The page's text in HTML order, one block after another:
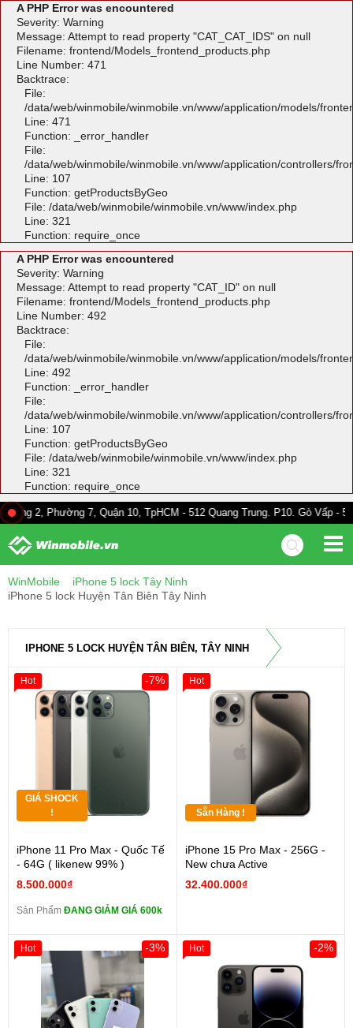
A PHP Error was encountered
Severity: Warning
Message: Attempt to read property "CAT_CAT_IDS" on null
Filename: frontend/Models_frontend_products.php
Line Number: 471
Backtrace:
File:
/data/web/winmobile/winmobile.vn/www/application/models/
Line: 471
Function: _error_handler
File:
/data/web/winmobile/winmobile.vn/www/application/controllers/
Line: 107
Function: getProductsByGeo
File: /data/web/winmobile/winmobile.vn/www/index.php
Line: 321
Function: require_once
A PHP Error was encountered
Severity: Warning
Message: Attempt to read property "CAT_ID" on null
Filename: frontend/Models_frontend_products.php
Line Number: 492
Backtrace:
File:
/data/web/winmobile/winmobile.vn/www/application/models/
Line: 492
Function: _error_handler
File:
/data/web/winmobile/winmobile.vn/www/application/controllers/
Line: 107
Function: getProductsByGeo
File: /data/web/winmobile/winmobile.vn/www/index.php
Line: 321
Function: require_once
7, Quận 10, TpHCM - 512 Quang Trung. P10. Gò Vấp - 528A
WinMobile
iPhone 5 lock Tây Ninh
iPhone 5 lock Huyện Tân Biên Tây Ninh
IPHONE 5 LOCK HUYỆN TÂN BIÊN, TÂY NINH
GIÁ SHOCK
!
iPhone 11 Pro Max - Quốc Tế
- 64G ( likenew 99% )
8.500.000₫
-7%
Sản Phẩm ĐANG GIẢM GIÁ 600k
Hot
Sẵn Hàng !
iPhone 15 Pro Max - 256G -
New chưa Active
32.400.000₫
Hot
-3%
Hot -2%
Hot